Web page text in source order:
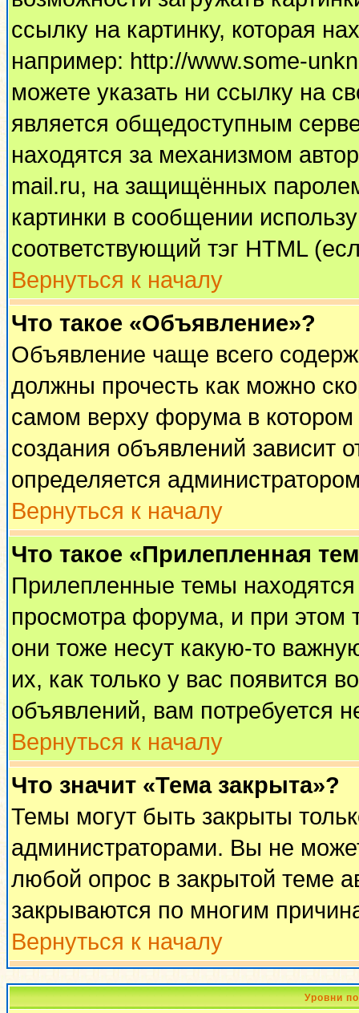
ссылку на картинку, которая
например: http://www.some-
можете указать ни ссылку на
является общедоступным
находятся за механизмом
mail.ru, на защищённых
картинки в сообщении
соответствующий тэг HTML
Вернуться к началу
Что такое «Объявление»?
Объявление чаще всего
должны прочесть как можно
самом верху форума в
создания объявлений зависит
определяется
Вернуться к началу
Что такое «Прилепленная
Прилепленные темы
просмотра форума, и при этом
они тоже несут какую-то
их, как только у вас появится
объявлений, вам потребуется
Вернуться к началу
Что значит «Тема закрыта»?
Темы могут быть закрыты
администраторами. Вы не
любой опрос в закрытой теме
закрываются по многим
Вернуться к началу
Уровни